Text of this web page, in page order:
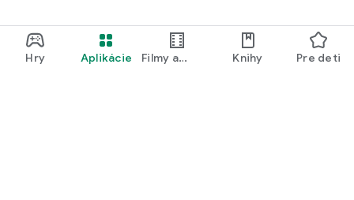
Hry Aplikácie
Filmy a
Knihy Pre deti